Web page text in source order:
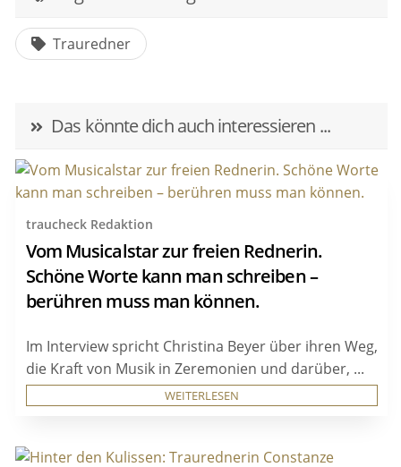
Trauredner
Das könnte dich auch interessieren ...
traucheck Redaktion
Vom Musicalstar zur freien Rednerin.
Schöne Worte kann man schreiben –
berühren muss man können.
Im Interview spricht Christina Beyer über ihren Weg,
die Kraft von Musik in Zeremonien und darüber, ...
WEITERLESEN